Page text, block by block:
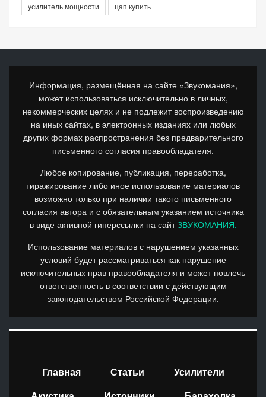
усилитель мощности
цап купить
Информация, размещённая на сайте «Звукомания»,
может использоваться исключительно в личных,
некоммерческих целях и не подлежит воспроизведению
на иных сайтах, в электронных изданиях или любых
других формах распространения без предварительного
письменного согласия правообладателя.
Любое копирование, публикация, переработка,
тиражирование либо иное использование материалов
возможно только при наличии такого письменного
согласия автора и с обязательным указанием источника
в виде активной гиперссылки на сайтЗВУКОМАНИЯ.
Использование материалов с нарушением указанных
условий будет рассматриваться как нарушение
исключительных прав правообладателя и может повлечь
ответственность в соответствии с действующим
законодательством Российской Федерации.
Главная Статьи
Усилители